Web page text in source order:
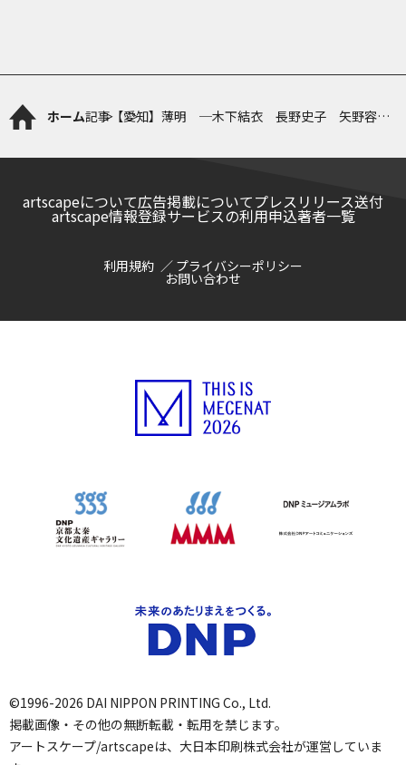
ホーム記事【愛知】薄明 ─木下結衣 長野史子 矢野容子
artscapeについて広告掲載についてプレスリリース送付
artscape情報登録サービスの利用申込著者一覧
利用規約 プライバシーポリシー
お問い合わせ
©1996-2026 DAI NIPPON PRINTING Co., Ltd.
掲載画像・その他の無断転載・転用を禁じます。
アートスケープ/artscapeは、大日本印刷株式会社が運営していま